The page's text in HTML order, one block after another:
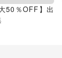
50％OFF】出